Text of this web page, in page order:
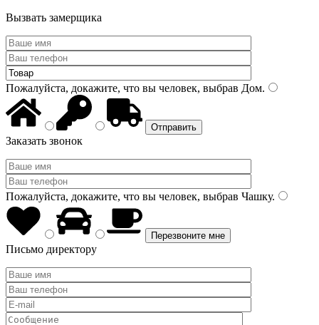
Вызвать замерщика
Пожалуйста, докажите, что вы человек, выбрав Дом.
Заказать звонок
Пожалуйста, докажите, что вы человек, выбрав Чашку.
Письмо директору